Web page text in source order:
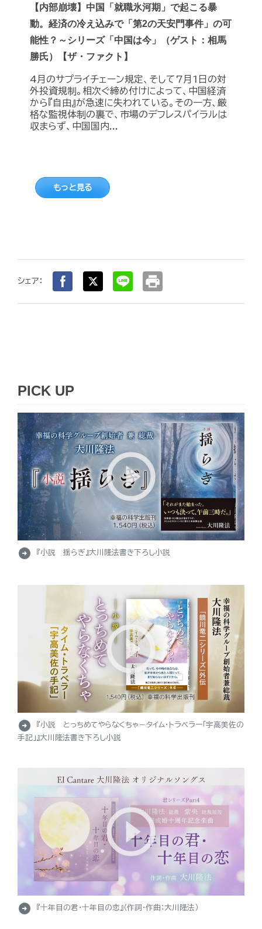
【内部崩壊】中国「就職氷河期」で起こる暴
動。経済の冷え込みで「第2の天安門事件」の可
能性？～シリーズ「中国は今」（ゲスト：相馬
勝氏）【ザ・ファクト】
4月のサプライチェーン規定、そして7月1日の対
外投資規制。相次ぐ締め付けによって、中国経済
から『自由』が急速に失われている。その一方、厳
格な監視体制の裏で、市場のデフレスパイラルは
収まらず、中国国内...
もっと見る
シェア： print
PICK UP
arrow_circle_right 『小説 揺らぎ』大川隆法書き下ろし小説
arrow_circle_right
『小説 とっちめてやらなくちゃ－タイム・トラベラー「宇高美佐の
手記」』大川隆法書き下ろし小説
arrow_circle_right 『十年目の君・十年目の恋』（作詞・作曲：大川隆法）